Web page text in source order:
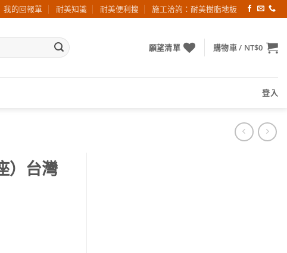
我的回報單 耐美知識 耐美便利搜 施工洽詢：耐美樹脂地板
願望清單 購物車 / NT$0
登入
）台灣